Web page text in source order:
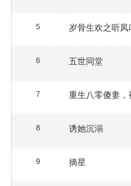
5 岁骨生欢之听凤
6 五世同堂
7 重生八零傻妻
8 诱她沉溺
9 摘星